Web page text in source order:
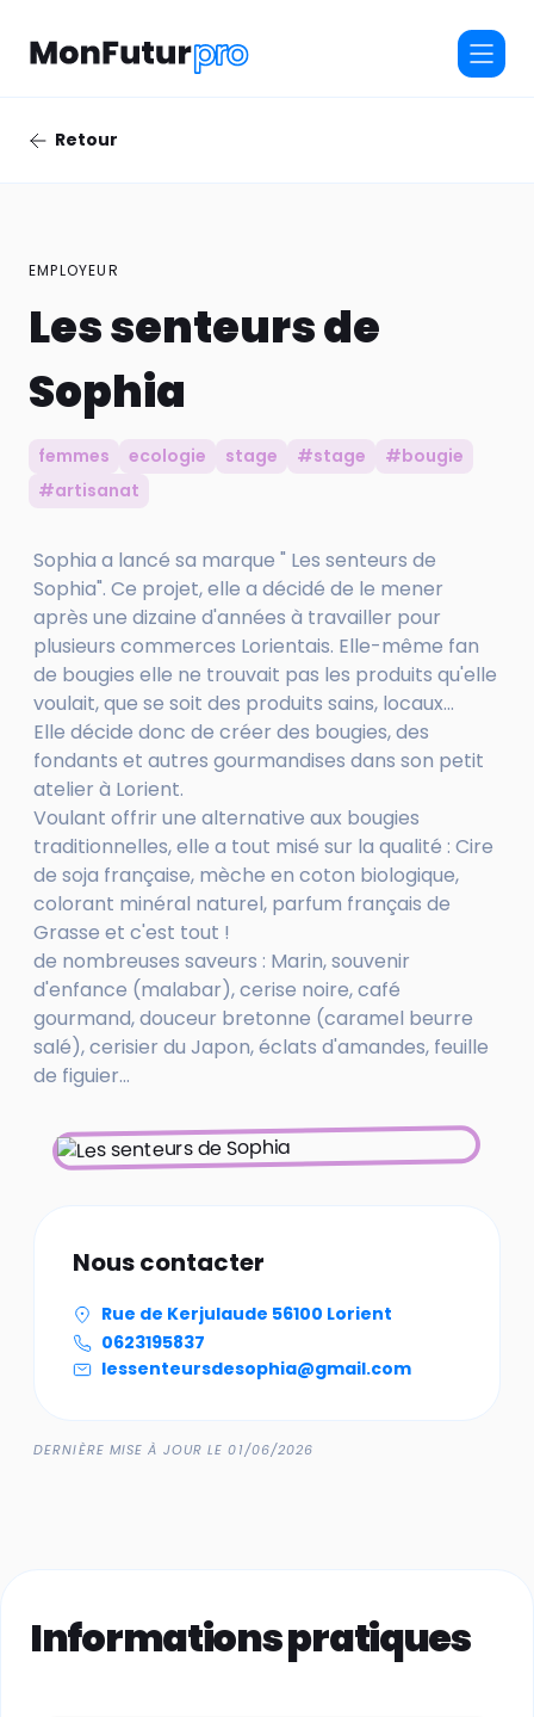
Retour
EMPLOYEUR
Les senteurs de
Sophia
femmes ecologie stage #stage
#bougie
#artisanat
Sophia a lancé sa marque " Les senteurs de
Sophia". Ce projet, elle a décidé de le mener
après une dizaine d'années à travailler pour
plusieurs commerces Lorientais. Elle-même fan
de bougies elle ne trouvait pas les produits qu'elle
voulait, que se soit des produits sains, locaux...
Elle décide donc de créer des bougies, des
fondants et autres gourmandises dans son petit
atelier à Lorient.
Voulant offrir une alternative aux bougies
traditionnelles, elle a tout misé sur la qualité : Cire
de soja française, mèche en coton biologique,
colorant minéral naturel, parfum français de
Grasse et c'est tout !
de nombreuses saveurs : Marin, souvenir
d'enfance (malabar), cerise noire, café
gourmand, douceur bretonne (caramel beurre
salé), cerisier du Japon, éclats d'amandes, feuille
de figuier...
Nous contacter
Rue de Kerjulaude 56100 Lorient
0623195837
lessenteursdesophia@gmail.com
DERNIÈRE MISE À JOUR LE 01/06/2026
Informations pratiques